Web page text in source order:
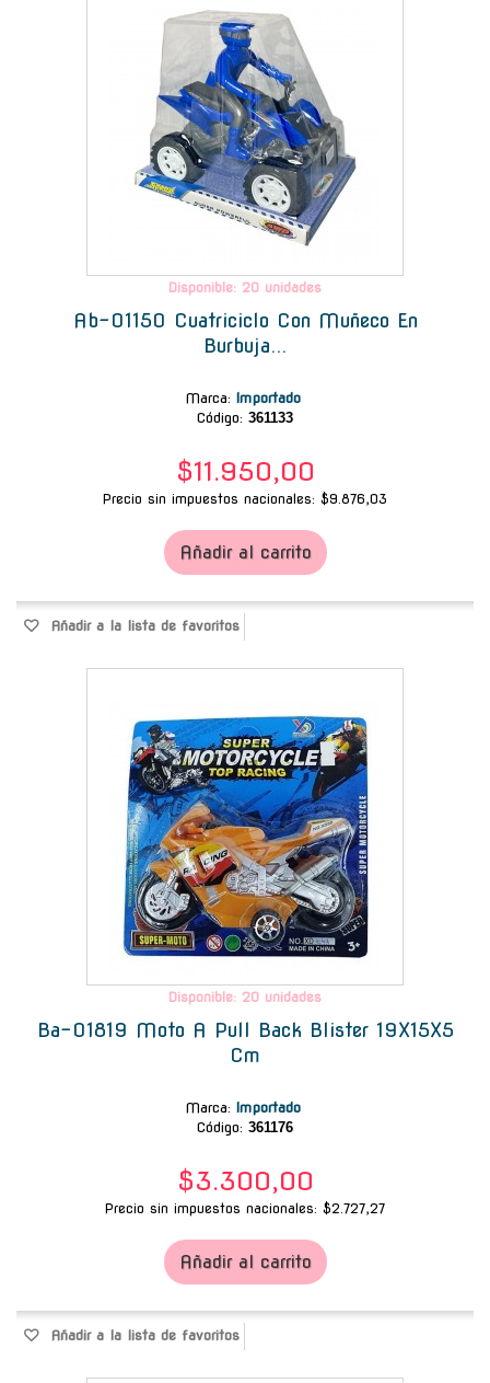
Disponible: 20 unidades
Ab-01150 Cuatriciclo Con Muñeco En
Burbuja...
Marca: Importado
Código: 361133
$11.950,00
Precio sin impuestos nacionales: $9.876,03
Añadir al carrito
Añadir a la lista de favoritos
Disponible: 20 unidades
Ba-01819 Moto A Pull Back Blister 19X15X5
Cm
Marca: Importado
Código: 361176
$3.300,00
Precio sin impuestos nacionales: $2.727,27
Añadir al carrito
Añadir a la lista de favoritos